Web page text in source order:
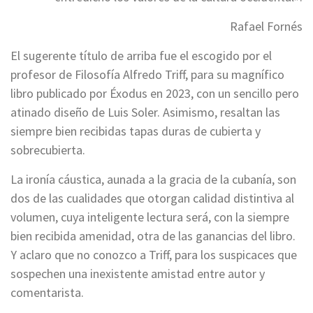
Rafael Fornés
El sugerente título de arriba fue el escogido por el
profesor de Filosofía Alfredo Triff, para su magnífico
libro publicado por Éxodus en 2023, con un sencillo pero
atinado diseño de Luis Soler. Asimismo, resaltan las
siempre bien recibidas tapas duras de cubierta y
sobrecubierta.
La ironía cáustica, aunada a la gracia de la cubanía, son
dos de las cualidades que otorgan calidad distintiva al
volumen, cuya inteligente lectura será, con la siempre
bien recibida amenidad, otra de las ganancias del libro.
Y aclaro que no conozco a Triff, para los suspicaces que
sospechen una inexistente amistad entre autor y
comentarista.